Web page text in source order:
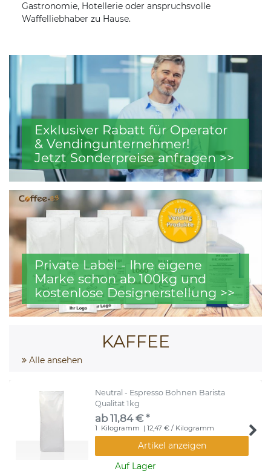
Gastronomie, Hotellerie oder anspruchsvolle
Waffelliebhaber zu Hause.
Exklusiver Rabatt für Operator
& Vendingunternehmer!
Jetzt Sonderpreise anfragen >>
Private Label - Ihre eigene
Marke schon ab 100kg und
kostenlose Designerstellung >>
KAFFEE
Alle ansehen
Neutral - Espresso Bohnen Barista
Qualität 1kg
ab 11,84 € *
1 Kilogramm | 12,47 € / Kilogramm
Artikel anzeigen
Auf Lager